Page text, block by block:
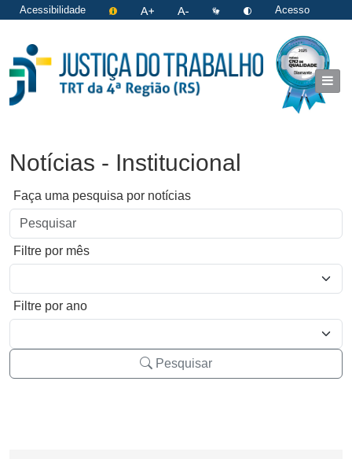
Acessibilidade
Acesso
Notícias - Institucional
Faça uma pesquisa por notícias
Filtre por mês
Filtre por ano
Pesquisar